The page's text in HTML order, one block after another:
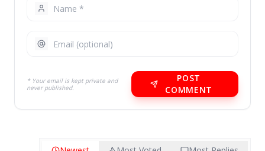
* Your email is kept private and
never published.
POST
COMMENT